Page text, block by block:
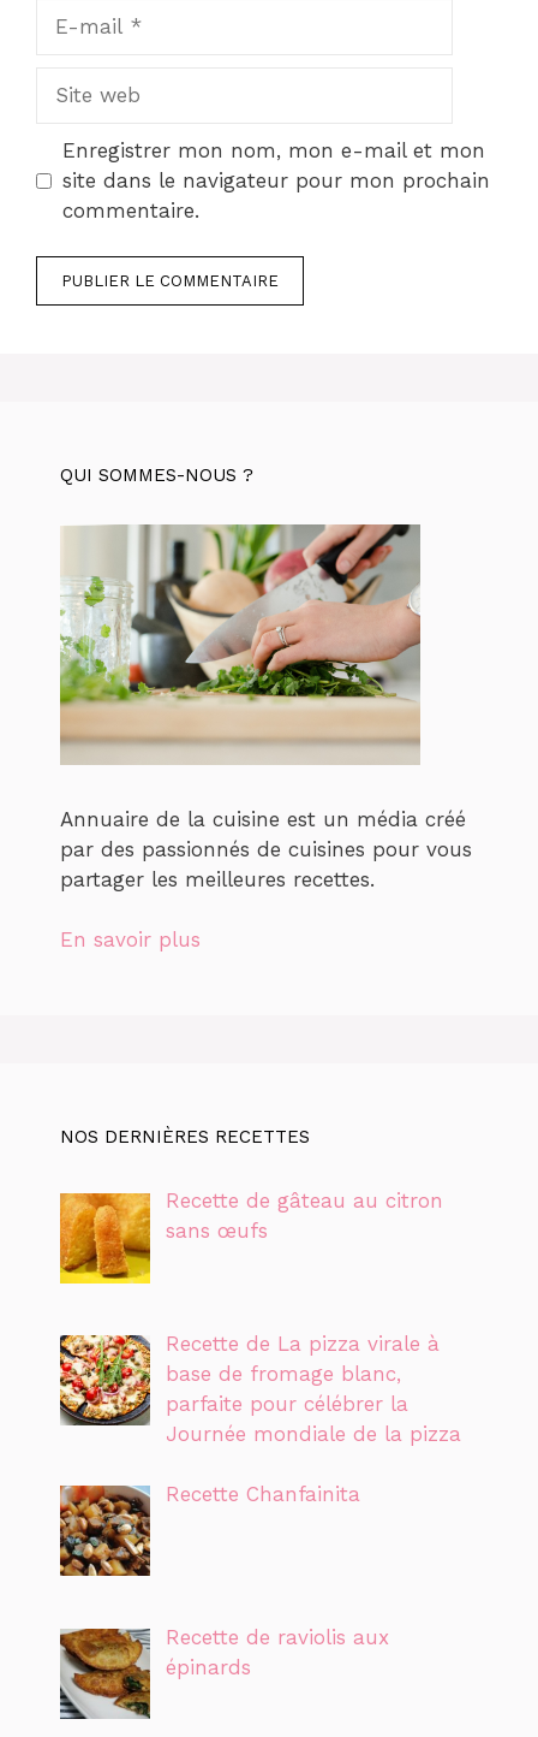
mail
web
Enregistrer mon nom, mon e-mail et mon
site dans le navigateur pour mon prochain
commentaire.
QUI SOMMES-NOUS ?
Annuaire de la cuisine est un média créé
par des passionnés de cuisines pour vous
partager les meilleures recettes.
En savoir plus
NOS DERNIÈRES RECETTES
Recette de gâteau au citron
sans œufs
Recette de La pizza virale à
base de fromage blanc,
parfaite pour célébrer la
Journée mondiale de la pizza
Recette Chanfainita
Recette de raviolis aux
épinards